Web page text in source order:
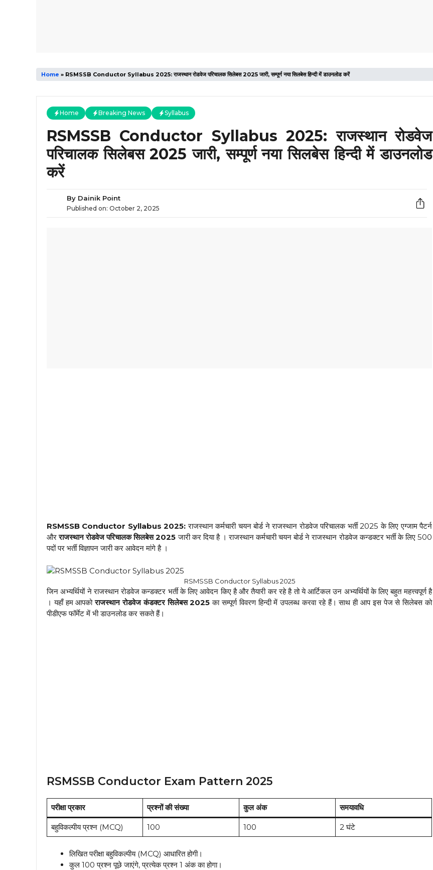
Home » RSMSSB Conductor Syllabus 2025: राजस्थान रोडवेज परिचालक सिलेबस 2025 जारी, सम्पूर्ण नया सिलबेस हिन्दी में डाउनलोड करें
Home Breaking News Syllabus
RSMSSB Conductor Syllabus 2025: राजस्थान रोडवेज
परिचालक सिलेबस 2025 जारी, सम्पूर्ण नया सिलबेस हिन्दी में डाउनलोड
करें
By Dainik Point
Published on: October 2, 2025
RSMSSB Conductor Syllabus 2025:राजस्थान कर्मचारी चयन बोर्ड ने राजस्थान रोडवेज परिचालक भर्ती 2025 के लिए एग्जाम पैटर्न
औरराजस्थान रोडवेज परिचालक सिलबेस 2025 जारी कर दिया है । राजस्थान कर्मचारी चयन बोर्ड ने राजस्थान रोडवेज कन्डक्टर भर्ती के लिए 500
पदों पर भर्ती विज्ञापन जारी कर आवेदन मांगे है ।
RSMSSB Conductor Syllabus 2025
जिन अभ्यर्थियों ने राजस्थान रोडवेज कन्डक्टर भर्ती के लिए आवेदन किए है और तैयारी कर रहे है तो ये आर्टिकल उन अभ्यर्थियों के लिए बहुत महत्त्वपूर्ण है
। यहाँ हम आपकोराजस्थान रोडवेज कंडक्टर सिलेबस 2025 का सम्पूर्ण विवरण हिन्दी में उपलब्ध करवा रहे हैं। साथ ही आप इस पेज से सिलेबस को
पीडीएफ फॉर्मेट में भी डाउनलोड कर सकते हैं।
RSMSSB Conductor Exam Pattern 2025
परीक्षा प्रकार प्रश्नों की संख्या कुल अंक समयावधि
बहुविकल्पीय प्रश्न (MCQ) 100 100 2 घंटे
लिखित परीक्षा बहुविकल्पीय (MCQ) आधारित होगी।
कुल 100 प्रश्न पूछे जाएंगे, प्रत्येक प्रश्न 1 अंक का होगा।